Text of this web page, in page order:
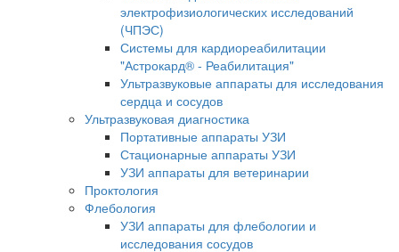
электрофизиологических исследований
(ЧПЭС)
Системы для кардиореабилитации
"Астрокард® - Реабилитация"
Ультразвуковые аппараты для исследования
сердца и сосудов
Ультразвуковая диагностика
Портативные аппараты УЗИ
Стационарные аппараты УЗИ
УЗИ аппараты для ветеринарии
Проктология
Флебология
УЗИ аппараты для флебологии и
исследования сосудов